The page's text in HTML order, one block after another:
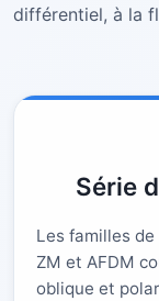
différentiel, à la
Série
Les familles de
ZM et AFDM
oblique et